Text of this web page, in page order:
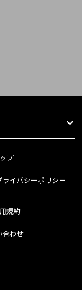
プ
ライバシーポリシー
規約
合わせ